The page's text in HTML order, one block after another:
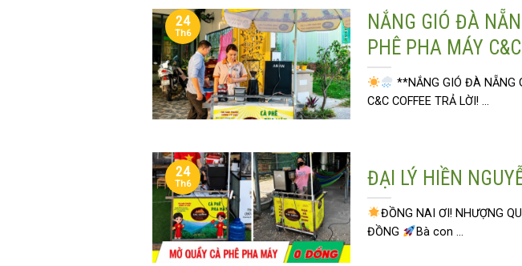
NẮNG GIÓ ĐÀ
PHÊ PHA MÁY
**NẮNG GIÓ ĐÀ NẴNG
C&C COFFEE TRẢ LỜI! ...
24
Th6
ĐẠI LÝ HIỀN
ĐỒNG NAI ƠI! NHƯỢNG
ĐỒNG
Bà con ...
24
Th6